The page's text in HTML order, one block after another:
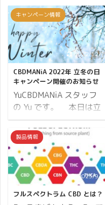
にとってダイエット中の
一番の悩みは何ですか？
私は食べるのを我慢しな
ければならないというこ
とに悩んでいました。 つ
まり空腹の状態が辛かっ
たんですね。 我慢に我慢
を重ねて頑張ってはみた
けれど、結局ダイエット
こんな苦い経験を何度も
してきました。 もしかし
たら私と同じ経験をして
きた人も多いのではない
でしょうか？ そんな時、
悩めるダイエッターの空
腹を満たしてくれるもの
キャンペーン情報
2022/12/1
CBDMANiA 2022年 立冬の日
キャンペーン開催のお知らせ
YuCBDMANiA スタッフ
の Yu です。 本日は立
冬（りっとう）です。 1
年間を24の季節に分けて
季節の訪れを一歩先んじ
て察知することを二十四
節気と呼び、立冬は19番
目の節気です。 立冬は、
「冬が立つ」と書くよう
製品情報
2023/9/6
フルスペクトラム CBD とは？